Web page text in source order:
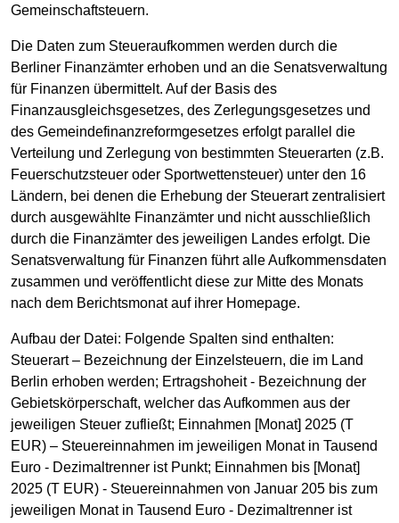
Gemeinschaftsteuern.
Die Daten zum Steueraufkommen werden durch die
Berliner Finanzämter erhoben und an die Senatsverwaltung
für Finanzen übermittelt. Auf der Basis des
Finanzausgleichsgesetzes, des Zerlegungsgesetzes und
des Gemeindefinanzreformgesetzes erfolgt parallel die
Verteilung und Zerlegung von bestimmten Steuerarten (z.B.
Feuerschutzsteuer oder Sportwettensteuer) unter den 16
Ländern, bei denen die Erhebung der Steuerart zentralisiert
durch ausgewählte Finanzämter und nicht ausschließlich
durch die Finanzämter des jeweiligen Landes erfolgt. Die
Senatsverwaltung für Finanzen führt alle Aufkommensdaten
zusammen und veröffentlicht diese zur Mitte des Monats
nach dem Berichtsmonat auf ihrer Homepage.
Aufbau der Datei: Folgende Spalten sind enthalten:
Steuerart – Bezeichnung der Einzelsteuern, die im Land
Berlin erhoben werden; Ertragshoheit - Bezeichnung der
Gebietskörperschaft, welcher das Aufkommen aus der
jeweiligen Steuer zufließt; Einnahmen [Monat] 2025 (T
EUR) – Steuereinnahmen im jeweiligen Monat in Tausend
Euro - Dezimaltrenner ist Punkt; Einnahmen bis [Monat]
2025 (T EUR) - Steuereinnahmen von Januar 205 bis zum
jeweiligen Monat in Tausend Euro - Dezimaltrenner ist